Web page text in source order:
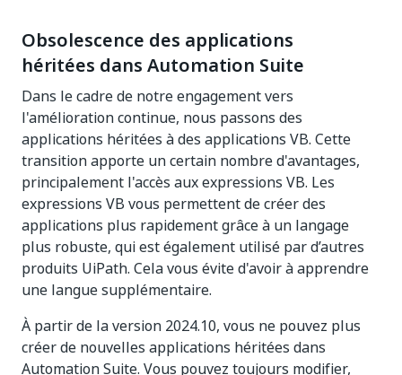
Obsolescence des applications
héritées dans Automation Suite
Dans le cadre de notre engagement vers
l'amélioration continue, nous passons des
applications héritées à des applications VB. Cette
transition apporte un certain nombre d'avantages,
principalement l'accès aux expressions VB. Les
expressions VB vous permettent de créer des
applications plus rapidement grâce à un langage
plus robuste, qui est également utilisé par d’autres
produits UiPath. Cela vous évite d'avoir à apprendre
une langue supplémentaire.
À partir de la version 2024.10, vous ne pouvez plus
créer de nouvelles applications héritées dans
Automation Suite. Vous pouvez toujours modifier,